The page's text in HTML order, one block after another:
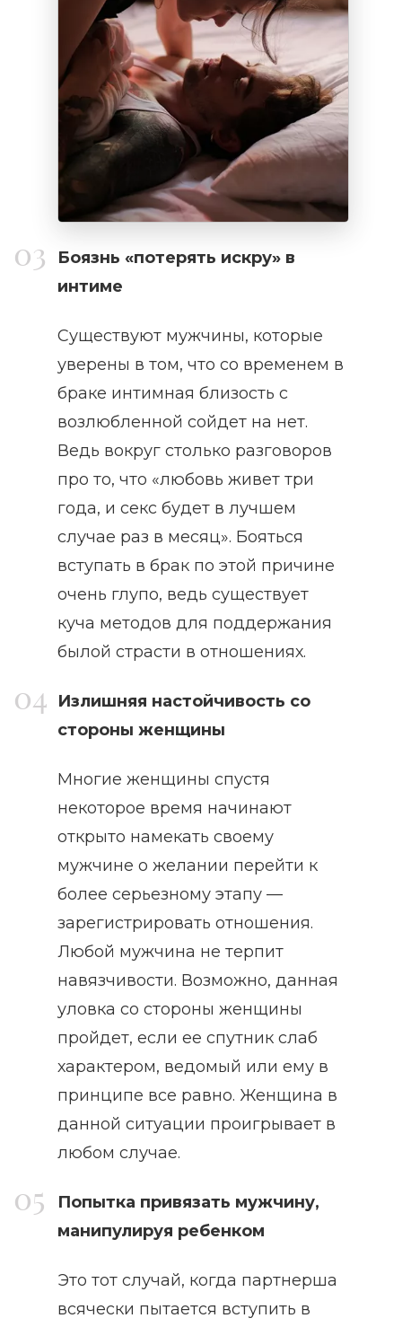
Боязнь «потерять искру» в
интиме
Существуют мужчины, которые
уверены в том, что со временем в
браке интимная близость с
возлюбленной сойдет на нет.
Ведь вокруг столько разговоров
про то, что «любовь живет три
года, и секс будет в лучшем
случае раз в месяц». Бояться
вступать в брак по этой причине
очень глупо, ведь существует
куча методов для поддержания
былой страсти в отношениях.
Излишняя настойчивость со
стороны женщины
Многие женщины спустя
некоторое время начинают
открыто намекать своему
мужчине о желании перейти к
более серьезному этапу —
зарегистрировать отношения.
Любой мужчина не терпит
навязчивости. Возможно, данная
уловка со стороны женщины
пройдет, если ее спутник слаб
характером, ведомый или ему в
принципе все равно. Женщина в
данной ситуации проигрывает в
любом случае.
Попытка привязать мужчину,
манипулируя ребенком
Это тот случай, когда партнерша
всячески пытается вступить в